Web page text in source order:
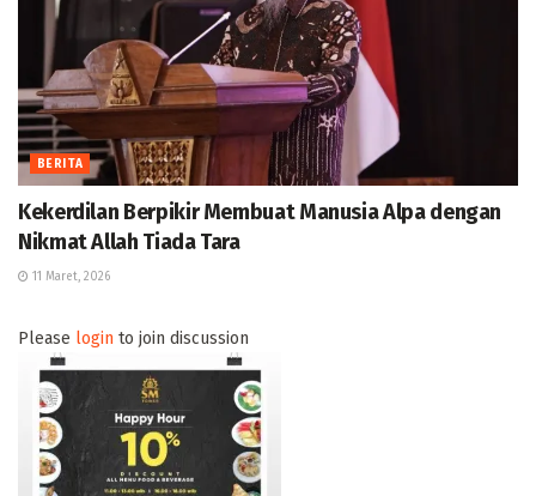
BERITA
Kekerdilan Berpikir Membuat Manusia Alpa dengan
Nikmat Allah Tiada Tara
11 Maret, 2026
Please login to join discussion